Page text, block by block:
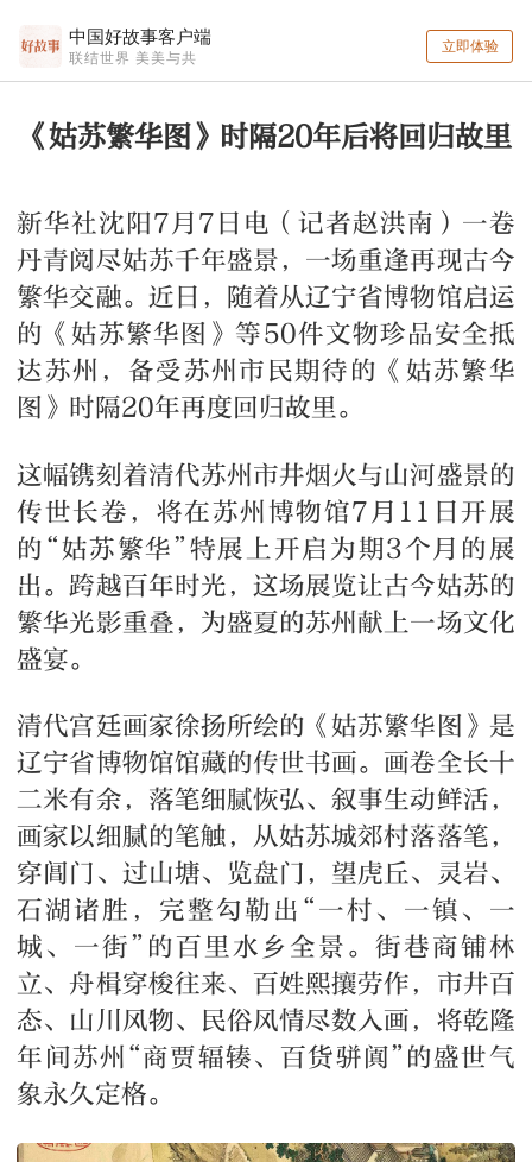
中国好故事客户端
联结世界 美美与共
立即体验
《姑苏繁华图》时隔20年后将回归故里
新华社沈阳7月7日电（记者赵洪南）一卷
丹青阅尽姑苏千年盛景，一场重逢再现古今
繁华交融。近日，随着从辽宁省博物馆启运
的《姑苏繁华图》等50件文物珍品安全抵
达苏州，备受苏州市民期待的《姑苏繁华
图》时隔20年再度回归故里。
这幅镌刻着清代苏州市井烟火与山河盛景的
传世长卷，将在苏州博物馆7月11日开展
的“姑苏繁华”特展上开启为期3个月的展
出。跨越百年时光，这场展览让古今姑苏的
繁华光影重叠，为盛夏的苏州献上一场文化
盛宴。
清代宫廷画家徐扬所绘的《姑苏繁华图》是
辽宁省博物馆馆藏的传世书画。画卷全长十
二米有余，落笔细腻恢弘、叙事生动鲜活，
画家以细腻的笔触，从姑苏城郊村落落笔，
穿阊门、过山塘、览盘门，望虎丘、灵岩、
石湖诸胜，完整勾勒出“一村、一镇、一
城、一街”的百里水乡全景。街巷商铺林
立、舟楫穿梭往来、百姓熙攘劳作，市井百
态、山川风物、民俗风情尽数入画，将乾隆
年间苏州“商贾辐辏、百货骈阗”的盛世气
象永久定格。